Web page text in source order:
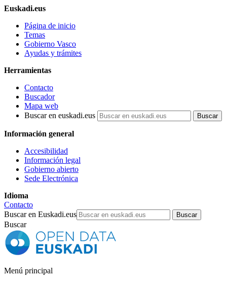
Euskadi.eus
Página de inicio
Temas
Gobierno Vasco
Ayudas y trámites
Herramientas
Contacto
Buscador
Mapa web
Buscar en euskadi.eus
Información general
Accesibilidad
Información legal
Gobierno abierto
Sede Electrónica
Idioma
Contacto
Buscar en Euskadi.eus
Buscar
Menú principal